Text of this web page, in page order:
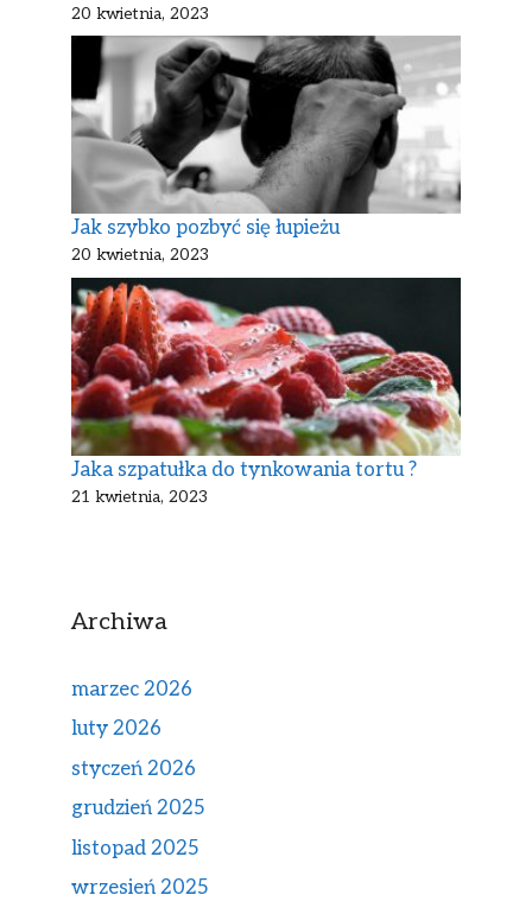
20 kwietnia, 2023
Jak szybko pozbyć się łupieżu
20 kwietnia, 2023
Jaka szpatułka do tynkowania tortu ?
21 kwietnia, 2023
Archiwa
marzec 2026
luty 2026
styczeń 2026
grudzień 2025
listopad 2025
wrzesień 2025